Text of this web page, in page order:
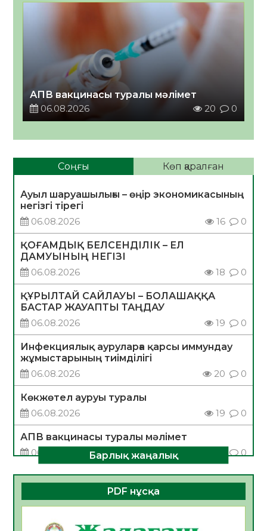
АПВ вакцинасы туралы мәлімет
06.08.2026
20 0
Соңғы Көп қаралған
Ауыл шаруашылығы – өңір экономикасының
негізгі тірегі
06.08.2026
16 0
ҚОҒАМДЫҚ БЕЛСЕНДІЛІК – ЕЛ
ДАМУЫНЫҢ НЕГІЗІ
06.08.2026
18 0
ҚҰРЫЛТАЙ САЙЛАУЫ – БОЛАШАҚҚА
БАСТАР ЖАУАПТЫ ТАҢДАУ
06.08.2026
19 0
Инфекциялық ауруларға қарсы иммундау
жұмыстарының тиімділігі
06.08.2026
20 0
Көкжөтел ауруы туралы
06.08.2026
19 0
АПВ вакцинасы туралы мәлімет
06.08.2026
0
Open Air: Қызылорда облысы полиция
департаменті 20 мыңнан астам
көрерменнің қауіпсіздігін қамтамасыз етті
Барлық жаңалық
PDF нұсқа